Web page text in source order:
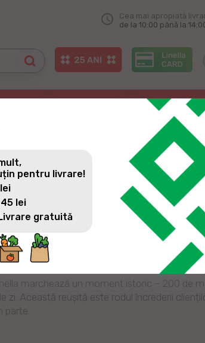
Cea mai apropiată
de la 10:00 până la
să treci pe la Linella
DE MOTIVE SĂ
| 200 de zâmbete | 200 de
marchează un moment istoric – 200 de
zi. Această reușită este rodul încrederii
parte.
pentru livrare!
lei
gratuită